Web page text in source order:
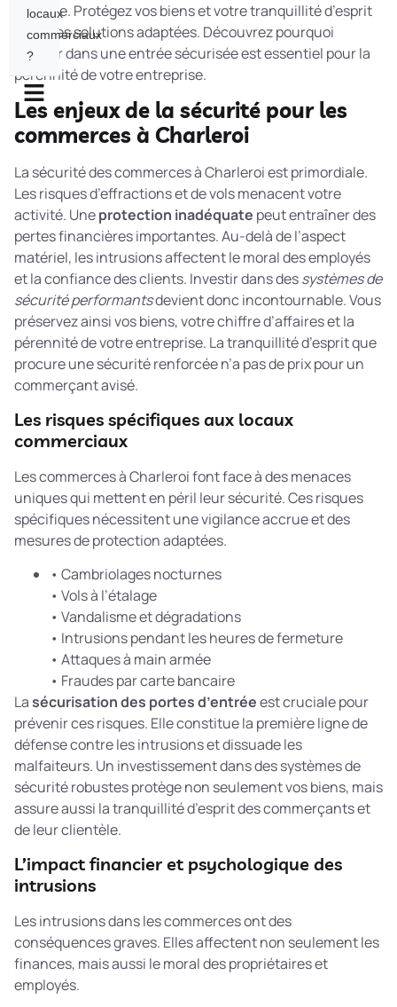
cruciale. Protégez vos biens et votre tranquillité d’esprit
avec des solutions adaptées. Découvrez pourquoi
investir dans une entrée sécurisée est essentiel pour la
pérennité de votre entreprise.
Les enjeux de la sécurité pour les
commerces à Charleroi
La sécurité des commerces à Charleroi est primordiale.
Les risques d’effractions et de vols menacent votre
activité. Uneprotection inadéquate peut entraîner des
pertes financières importantes. Au-delà de l’aspect
matériel, les intrusions affectent le moral des employés
et la confiance des clients. Investir dans dessystèmes de
sécurité performantsdevient donc incontournable. Vous
préservez ainsi vos biens, votre chiffre d’affaires et la
pérennité de votre entreprise. La tranquillité d’esprit que
procure une sécurité renforcée n’a pas de prix pour un
commerçant avisé.
Les risques spécifiques aux locaux
commerciaux
Les commerces à Charleroi font face à des menaces
uniques qui mettent en péril leur sécurité. Ces risques
spécifiques nécessitent une vigilance accrue et des
mesures de protection adaptées.
• Cambriolages nocturnes
• Vols à l’étalage
• Vandalisme et dégradations
• Intrusions pendant les heures de fermeture
• Attaques à main armée
• Fraudes par carte bancaire
Lasécurisation des portes d’entréeest cruciale pour
prévenir ces risques. Elle constitue la première ligne de
défense contre les intrusions et dissuade les
malfaiteurs. Un investissement dans des systèmes de
sécurité robustes protège non seulement vos biens, mais
assure aussi la tranquillité d’esprit des commerçants et
de leur clientèle.
L’impact financier et psychologique des
intrusions
Les intrusions dans les commerces ont des
conséquences graves. Elles affectent non seulement les
finances, mais aussi le moral des propriétaires et
employés.
locaux
commerciaux
?